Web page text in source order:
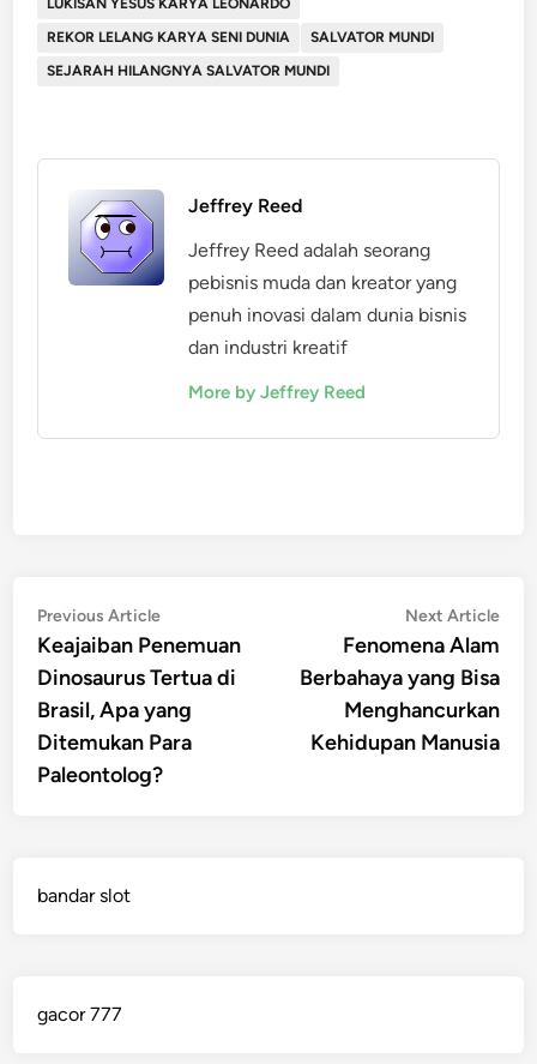
LUKISAN YESUS KARYA LEONARDO
REKOR LELANG KARYA SENI DUNIA
SALVATOR MUNDI
SEJARAH HILANGNYA SALVATOR MUNDI
Jeffrey Reed
Jeffrey Reed adalah seorang
pebisnis muda dan kreator yang
penuh inovasi dalam dunia bisnis
dan industri kreatif
More by Jeffrey Reed
Post
navigation
Previous ArticlePrevious
article:
Keajaiban Penemuan
Dinosaurus Tertua di
Brasil, Apa yang
Ditemukan Para
Paleontolog?
Next Article
Fenomena Alam
Berbahaya yang Bisa
Menghancurkan
Kehidupan Manusia
bandar slot
gacor 777